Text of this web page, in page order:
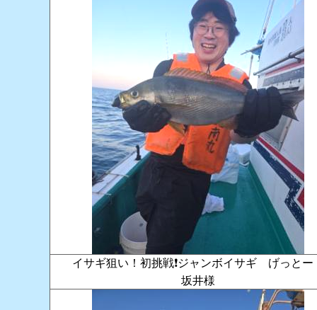
イサギ狙い！初挑戦❗️ジャンボイサギ げっと
坂井様